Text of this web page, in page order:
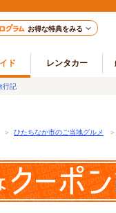
お得な特典をみる
ド レンタカー
行記
＞ ひたちなか市のご当地グルメ ＞